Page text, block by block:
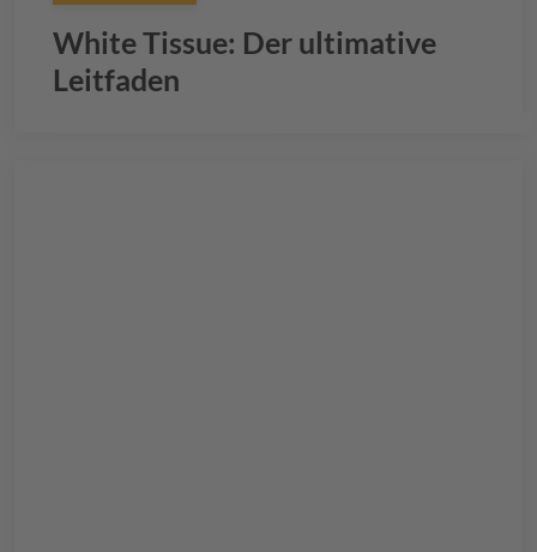
White Tissue: Der ultimative
Leitfaden